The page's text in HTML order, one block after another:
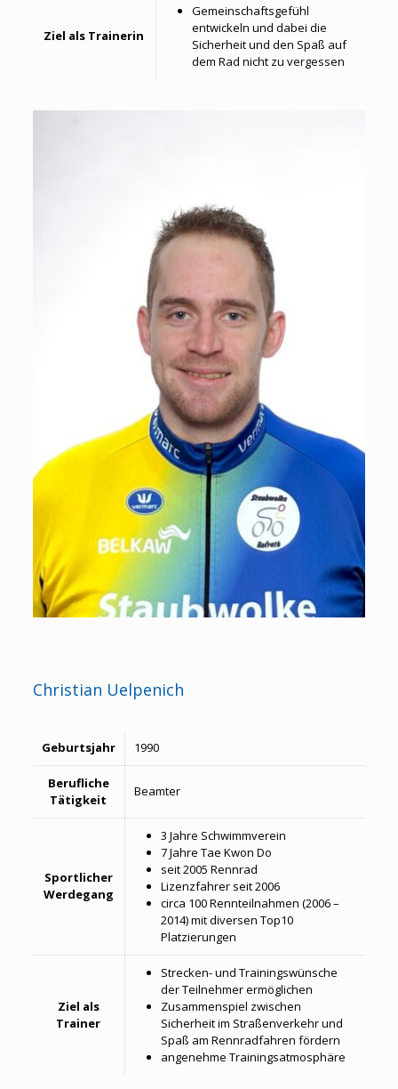
Ziel als Trainerin
Gemeinschaftsgefühl
entwickeln und dabei die
Sicherheit und den Spaß auf
dem Rad nicht zu vergessen
Christian Uelpenich
Geburtsjahr 1990
Berufliche
Tätigkeit
Beamter
Sportlicher
Werdegang
3 Jahre Schwimmverein
7 Jahre Tae Kwon Do
seit 2005 Rennrad
Lizenzfahrer seit 2006
circa 100 Rennteilnahmen (2006 –
2014) mit diversen Top10
Platzierungen
Ziel als
Trainer
Strecken- und Trainingswünsche
der Teilnehmer ermöglichen
Zusammenspiel zwischen
Sicherheit im Straßenverkehr und
Spaß am Rennradfahren fördern
angenehme Trainingsatmosphäre